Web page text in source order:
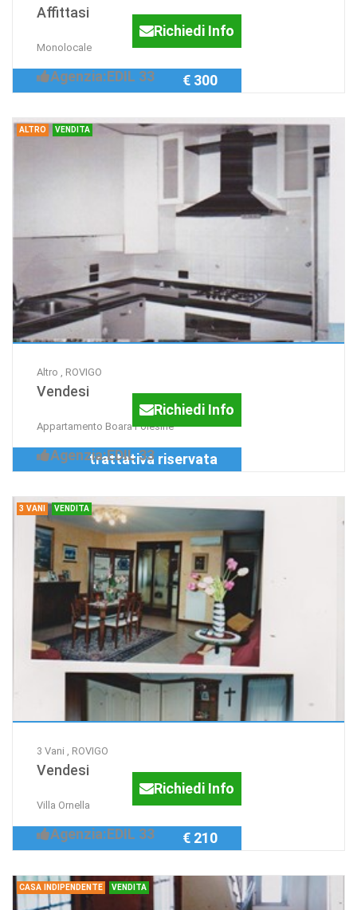
Affittasi
Monolocale
Richiedi Info
Agenzia:EDIL 33 € 300
ALTRO VENDITA
Altro , ROVIGO
Vendesi
Appartamento Boara Polesine
Richiedi Info
Agenzia:EDIL 33
trattativa riservata
3 VANI VENDITA
3 Vani , ROVIGO
Vendesi
Villa Ornella
Richiedi Info
Agenzia:EDIL 33 € 210
CASA INDIPENDENTE VENDITA